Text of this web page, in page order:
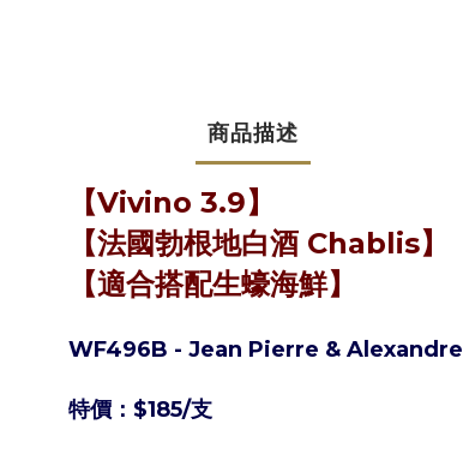
商品描述
【Vivino 3.9】
【法國勃根地白酒 Chablis】
【適合搭配生蠔海鮮】
WF496B - Jean Pierre & Alexandre
特價：$185/支